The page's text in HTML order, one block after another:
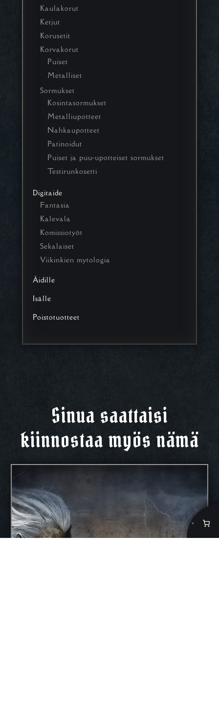
Kaulakorut
Ketjut
Korusetit
Korvakorut
Puiset
Metalliset
Sormukset
Kosintasormukset
Metalliupotteet
Nahkaupotteet
Patinoidut
Puiset ja puu-upotteiset sormukset
Testirunkosetti
Digitaide
Fantasia
Kalevala
Komissiotyöt
Sekalaiset
Viikinkien mytologia
Äidille
Isälle
Poistotuotteet
Sinua saattaisi
kiinnostaa myös nämä